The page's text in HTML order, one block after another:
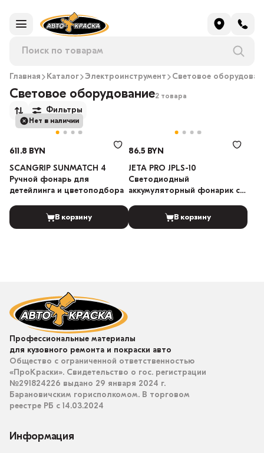
Главная Каталог Электроинструмент Световое
Световое оборудование2 товара
Фильтры
Нет в наличии
611.8 BYN
SCANGRIP SUNMATCH 4
Ручной фонарь для
детейлинга и цветоподбора
В корзину
86.5 BYN
JETA PRO JPLS-10
Светодиодный
аккумуляторный фонарик с
В корзину
Профессиональные материалы
для кузовного ремонта и покраски авто
Общество с ограниченной ответственностью
«ПроКраски». Свидетельство о гос. регистрации
№291824226 выдано 29 января 2024 г.
Барановичским горисполкомом. В торговом
реестре РБ с 14.03.2024
Информация